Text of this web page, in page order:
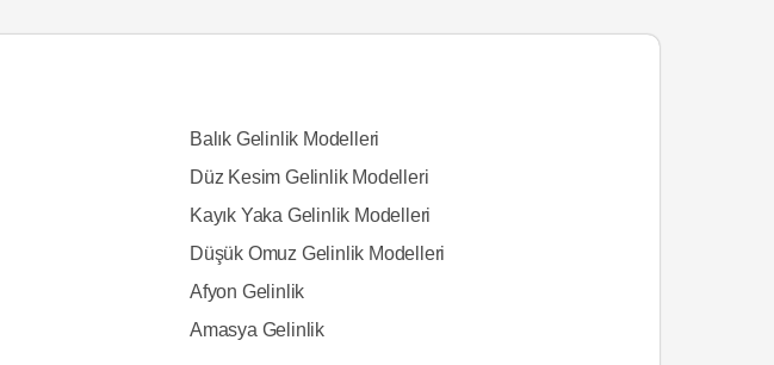
Balık Gelinlik Modelleri
Düz Kesim Gelinlik Modelleri
Kayık Yaka Gelinlik Modelleri
Düşük Omuz Gelinlik Modelleri
Afyon Gelinlik
Amasya Gelinlik